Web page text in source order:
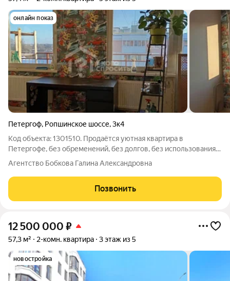
онлайн показ
Петергоф, Ропшинское шоссе,3к4
Код объекта: 1301510. Продаётся уютная квартира в
Петергофе, без обременений, без долгов, без использования
материнского капитала. Ищете идеальную квартиру для
комфортной жизни? Тогда обратите внимание на наше
предложение! Продаётся двухкомнатная
Агентство Бобкова Галина Александровна
Позвонить
12 500 000 ₽
57,3 м² 2-комн. квартира 3 этаж из 5
новостройка